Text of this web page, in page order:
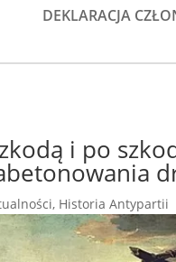
DEKLARACJA
i po
, Historia Antypartii